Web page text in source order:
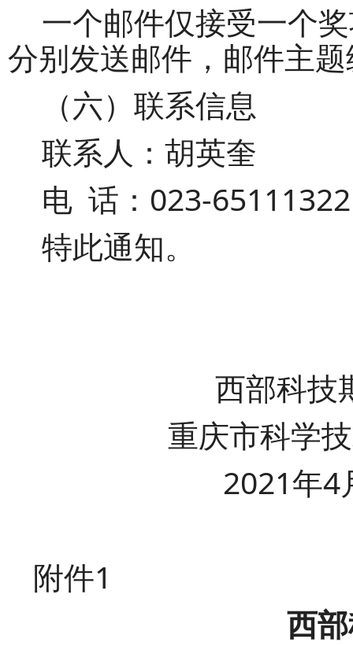
一个邮件仅接受一个
分别发送邮件，邮件主
（六） 联系信息
联系人： 胡英奎
电 话： 023-65111322
特此通知。
西部科技期
重庆市科学
2021年4
附件1
西